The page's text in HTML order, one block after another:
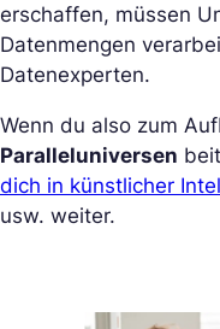
erschaffen, müssen
Datenmengen
Datenexperten.
Wenn du also zum
Paralleluniversen
dich in künstlicher
usw. weiter.